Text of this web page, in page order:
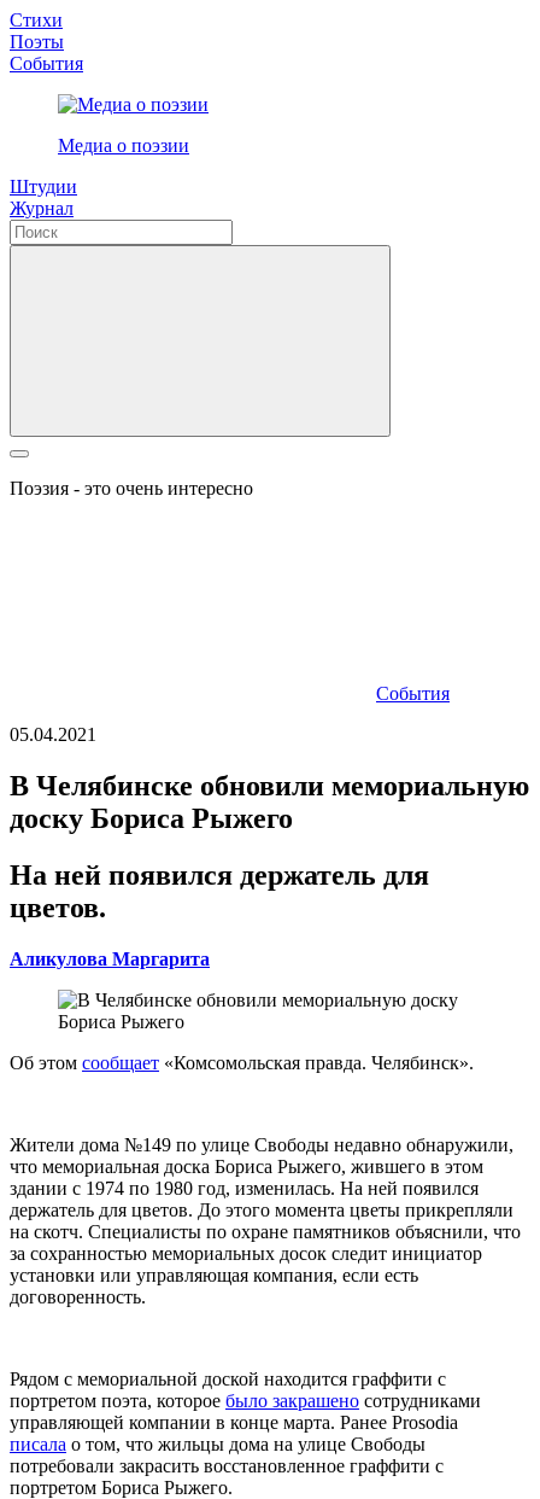
Стихи
Поэты
События
Медиа о поэзии
Штудии
Журнал
Поэзия - это очень интересно
События
05.04.2021
В Челябинске обновили мемориальную
доску Бориса Рыжего
На ней появился держатель для
цветов.
Аликулова Маргарита
Об этом сообщает «Комсомольская правда. Челябинск».
Жители дома №149 по улице Свободы недавно обнаружили,
что мемориальная доска Бориса Рыжего, жившего в этом
здании с 1974 по 1980 год, изменилась. На ней появился
держатель для цветов. До этого момента цветы прикрепляли
на скотч. Специалисты по охране памятников объяснили, что
за сохранностью мемориальных досок следит инициатор
установки или управляющая компания, если есть
договоренность.
Рядом с мемориальной доской находится граффити с
портретом поэта, которое было закрашено сотрудниками
управляющей компании в конце марта. Ранее Prosodia
писала о том, что жильцы дома на улице Свободы
потребовали закрасить восстановленное граффити с
портретом Бориса Рыжего.